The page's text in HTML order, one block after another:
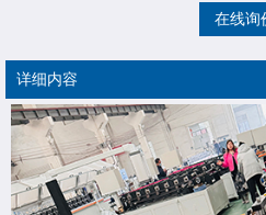
在线询
详细内容